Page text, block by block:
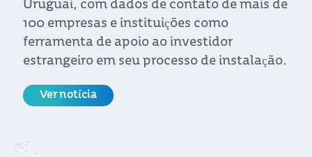
Uruguai, com dados de contato de mais de
100 empresas e instituições como
ferramenta de apoio ao investidor
estrangeiro em seu processo de instalação.
Ver notícia